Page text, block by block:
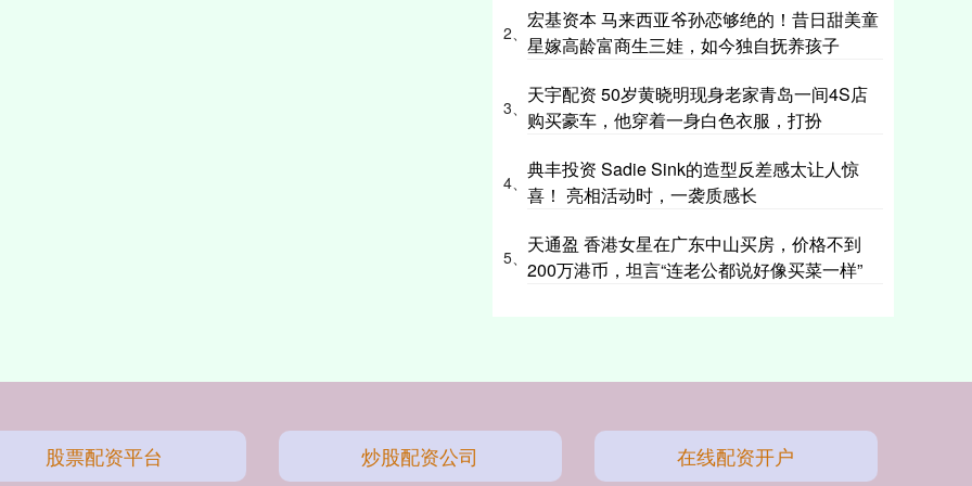
2、
宏基资本 马来西亚爷孙恋够绝的！昔日甜美童
星嫁高龄富商生三娃，如今独自抚养孩子
3、
天宇配资 50岁黄晓明现身老家青岛一间4S店
购买豪车，他穿着一身白色衣服，打扮
4、
典丰投资 Sadie Sink的造型反差感太让人惊
喜！ 亮相活动时，一袭质感长
5、
天通盈 香港女星在广东中山买房，价格不到
200万港币，坦言“连老公都说好像买菜一样”
股票配资平台 炒股配资公司 在线配资开户